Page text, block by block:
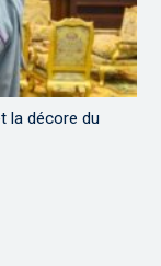
la décore du